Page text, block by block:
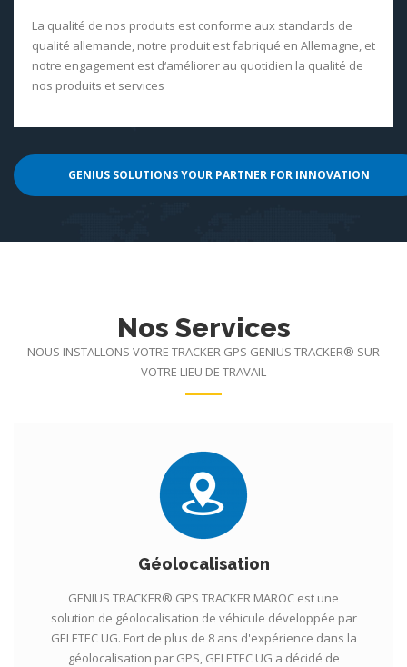
La qualité de nos produits est conforme aux standards de
qualité allemande, notre produit est fabriqué en Allemagne, et
notre engagement est d‘améliorer au quotidien la qualité de
nos produits et services
GENIUS SOLUTIONS YOUR PARTNER FOR INNOVATION
Nos Services
NOUS INSTALLONS VOTRE TRACKER GPS GENIUS TRACKER® SUR
VOTRE LIEU DE TRAVAIL
Géolocalisation
GENIUS TRACKER® GPS TRACKER MAROC est une
solution de géolocalisation de véhicule développée par
GELETEC UG. Fort de plus de 8 ans d'expérience dans la
géolocalisation par GPS, GELETEC UG a décidé de